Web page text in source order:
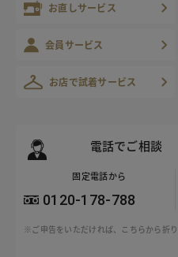
お直しサービス
会員サービス
お店で試着サービス
電話でご相談
固定電話から
0120-178-788
※ご申告をいただければ、こちらから折